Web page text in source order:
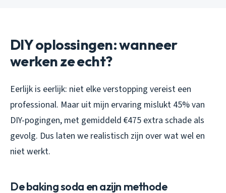
DIY oplossingen: wanneer
werken ze echt?
Eerlijk is eerlijk: niet elke verstopping vereist een
professional. Maar uit mijn ervaring mislukt 45% van
DIY-pogingen, met gemiddeld €475 extra schade als
gevolg. Dus laten we realistisch zijn over wat wel en
niet werkt.
De baking soda en azijn methode